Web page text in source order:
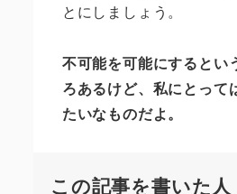
とにしましょう。
不可能を可能にするとい
ろあるけど、私にとって
たいなものだよ。
この記事を書いた人